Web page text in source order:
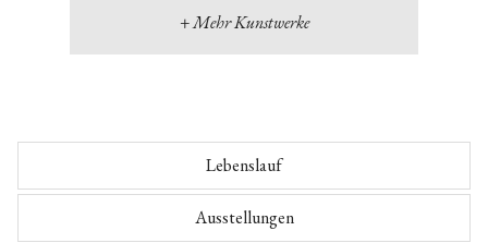
+ Mehr Kunstwerke
Lebenslauf
Ausstellungen